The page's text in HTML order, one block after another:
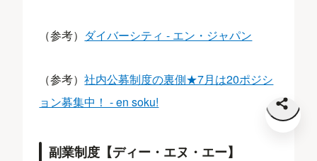
（参考） ダイバーシティ - エン・ジャパン
（参考）社内公募制度の裏側★7月は20ポジシ
ョン募集中！ - en soku!
副業制度【ディー・エヌ・エー】